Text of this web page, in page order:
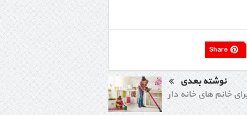
Share
نوشته بعدی
خانم های خانه دار